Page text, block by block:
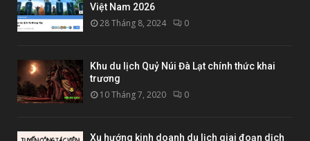
Việt Nam 2026
28 Tháng 8, 2024 0
Khu du lịch Quỷ Núi Đà Lạt chính thức khai
trương
10 Tháng 7, 2020 0
Xu hướng kinh doanh du lịch giai đoạn dịch